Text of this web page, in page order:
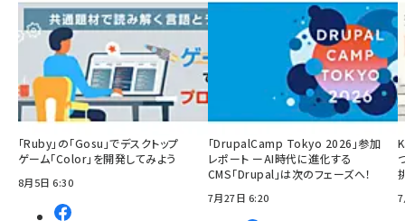
「Ruby」の「Gosu」でデスクトップ
ゲーム「Color」を開発してみよう
8月5日 6:30
「DrupalCamp Tokyo 2026」参加
レポート ーAI時代に進化する
CMS「Drupal」は次のフェーズへ！
7月27日 6:20